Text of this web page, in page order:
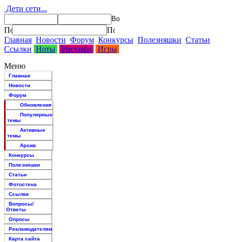
Дети сети...
Главная Новости Форум Конкурсы Полезняшки Статьи
Ссылки Ноты Рисунки
Игры
Меню
Главная
Новости
Форум
Обновления
Популярные
темы
Активные
темы
Архив
Конкурсы
Полезняшки
Статьи
Фотостена
Ссылки
Вопросы/
Ответы
Опросы
Рекламодателям
Карта сайта